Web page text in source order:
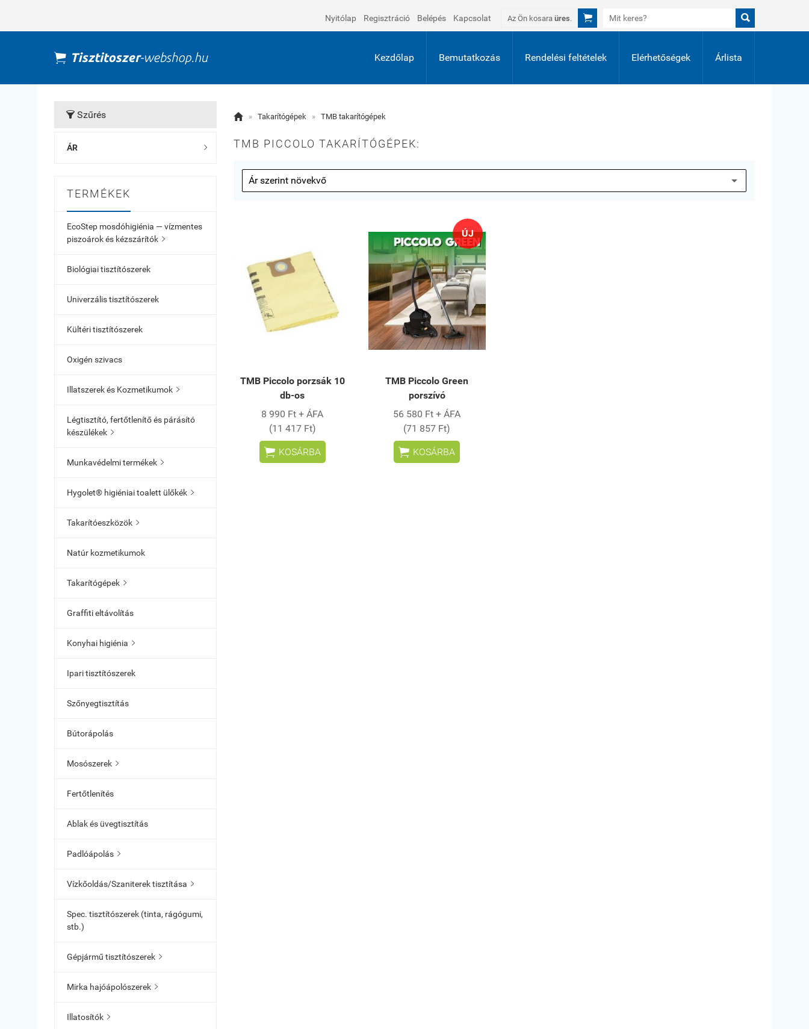
Nyitólap Regisztráció Belépés Kapcsolat Az Ön kosara üres.  
Kezdőlap Bemutatkozás Rendelési feltételek Elérhetőségek Árlista
 Szűrés
ÁR 
TERMÉKEK
EcoStep mosdóhigiénia — vízmentes
piszoárok és kézszárítók 
Biológiai tisztítószerek
Univerzális tisztítószerek
Kültéri tisztítószerek
Oxigén szivacs
Illatszerek és Kozmetikumok 
Légtisztító, fertőtlenítő és párásító
készülékek 
Munkavédelmi termékek 
Hygolet® higiéniai toalett ülőkék 
Takarítóeszközök 
Natúr kozmetikumok
Takarítógépek 
Graffiti eltávolítás
Konyhai higiénia 
Ipari tisztítószerek
Szőnyegtisztítás
Bútorápolás
Mosószerek 
Fertőtlenítés
Ablak és üvegtisztítás
Padlóápolás 
Vízkőoldás/Szaniterek tisztítása 
Spec. tisztítószerek (tinta, rágógumi,
stb.)
Gépjármű tisztítószerek 
Mirka hajóápolószerek 
Illatosítók 
 » Takarítógépek » TMB takarítógépek
TMB PICCOLO TAKARÍTÓGÉPEK:
TMB Piccolo porzsák 10
db-os
8 990 Ft + ÁFA
(11 417 Ft)
 KOSÁRBA
ÚJ
TMB Piccolo Green
porszívó
56 580 Ft + ÁFA
(71 857 Ft)
 KOSÁRBA